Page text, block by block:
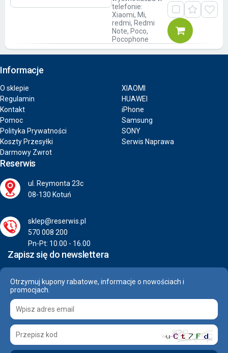
telefonie:
Xiaomi, Mi,
redmi, Redmi
Note, Poco,
Pocophone
Informacje
O sklepie
Regulamin
Kontakt
Pomoc
Polityka Prywatności
Koszty Przesyłki
Darmowy Zwrot
XIAOMI
HUAWEI
iPhone
Samsung
SONY
Serwis Naprawa
Reserwis
ul. Reymonta 23c
08-130 Kotuń
sklep@reserwis.pl
570 008 200
Pn-Pt: 10.00 - 16.00
Zapisz się do newslettera
Otrzymuj kupony rabatowe, informacje o nowościach i
promocjach.